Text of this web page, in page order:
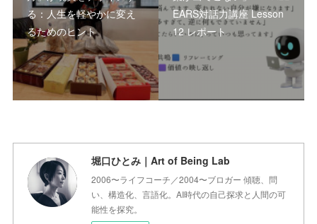
る：人生を軽やかに変え
るためのヒント
EARS対話力講座 Lesson
12 レポート
堀口ひとみ｜Art of Being Lab
2006〜ライフコーチ／2004〜ブロガー 傾聴、問
い、構造化、言語化。AI時代の自己探求と人間の可
能性を探究。